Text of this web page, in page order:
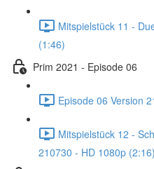
Mitspielstück 11 -
(1:46)
Prim 2021 - Episode 06
Episode 06 Version
Mitspielstück 12 -
210730 - HD 1080p (2:16)